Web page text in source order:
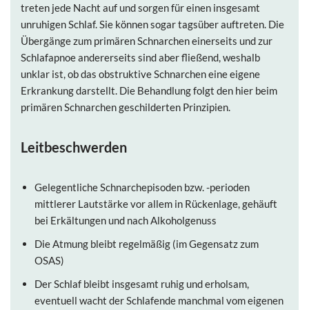
treten jede Nacht auf und sorgen für einen insgesamt
unruhigen Schlaf. Sie können sogar tagsüber auftreten. Die
Übergänge zum primären Schnarchen einerseits und zur
Schlafapnoe andererseits sind aber fließend, weshalb
unklar ist, ob das obstruktive Schnarchen eine eigene
Erkrankung darstellt. Die Behandlung folgt den hier beim
primären Schnarchen geschilderten Prinzipien.
Leitbeschwerden
Gelegentliche Schnarchepisoden bzw. -perioden
mittlerer Lautstärke vor allem in Rückenlage, gehäuft
bei Erkältungen und nach Alkoholgenuss
Die Atmung bleibt regelmäßig (im Gegensatz zum
OSAS)
Der Schlaf bleibt insgesamt ruhig und erholsam,
eventuell wacht der Schlafende manchmal vom eigenen